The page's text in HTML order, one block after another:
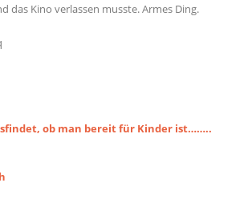
das Kino verlassen musste. Armes Ding.
ob man bereit für Kinder ist……..